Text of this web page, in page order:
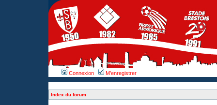
Connexion M’enregistrer
Index du forum